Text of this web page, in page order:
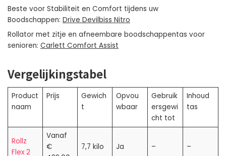
Beste voor Stabiliteit en Comfort tijdens uw
Boodschappen: Drive Devilbiss Nitro
Rollator met zitje en afneembare boodschappentas voor
senioren: Carlett Comfort Assist
Vergelijkingstabel
Product
naam
Prijs
Gewich
t
Opvou
wbaar
Gebruik
ersgewi
cht tot
Inhoud
tas
Rollz
Flex 2
Vanaf
€
7,7 kilo Ja – –